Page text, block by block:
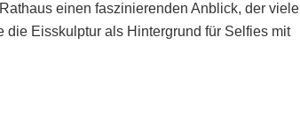
einen faszinierenden Anblick, der viele
Eisskulptur als Hintergrund für Selfies mit